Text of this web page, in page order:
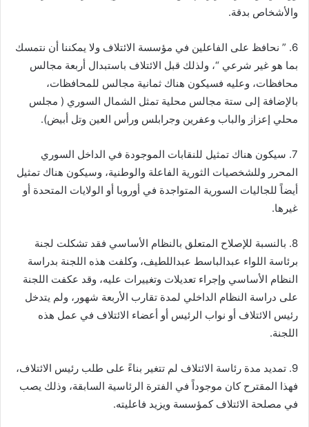
والأشخاص بدقة.
6. ” نحافظ على الفاعلين في مؤسسة الائتلاف ولا يمكننا أن نتمسك
بما هو غير شرعي “، ولذلك قبل الائتلاف باستبدال أربعة مجالس
محافظات، وعليه فسيكون هناك ثمانية مجالس للمحافظات،
بالإضافة إلى ستة مجالس محلية تمثل الشمال السوري ( مجلس
محلي إعزاز والباب وعفرين وجرابلس ورأس العين وتل أبيض).
7. سيكون هناك تمثيل للنقابات الموجودة في الداخل السوري
المحرر وللشخصيات الثورية الفاعلة والوطنية، وسيكون هناك تمثيل
أيضاً للجاليات السورية المتواجدة في أوروبا أو الولايات المتحدة أو
غيرها.
8. بالنسبة للإصلاح المتعلق بالنظام الأساسي فقد تشكلت لجنة
برئاسة اللواء عبدالباسط عبداللطيف، وكلفت هذه اللجنة بدراسة
النظام الأساسي وإجراء تعديلات وتغييرات عليه، وقد عكفت اللجنة
على دراسة النظام الداخلي لمدة تقارب الأربعة شهور، ولم يتدخل
رئيس الائتلاف أو نواب الرئيس أو أعضاء الائتلاف في عمل هذه
اللجنة.
9. تمديد مدة رئاسة الائتلاف لم تتغير بناءً على طلب رئيس الائتلاف،
فهذا المقترح كان موجوداً في الفترة الرئاسية السابقة، وذلك يصب
في مصلحة الائتلاف كمؤسسة ويزيد فاعليته.